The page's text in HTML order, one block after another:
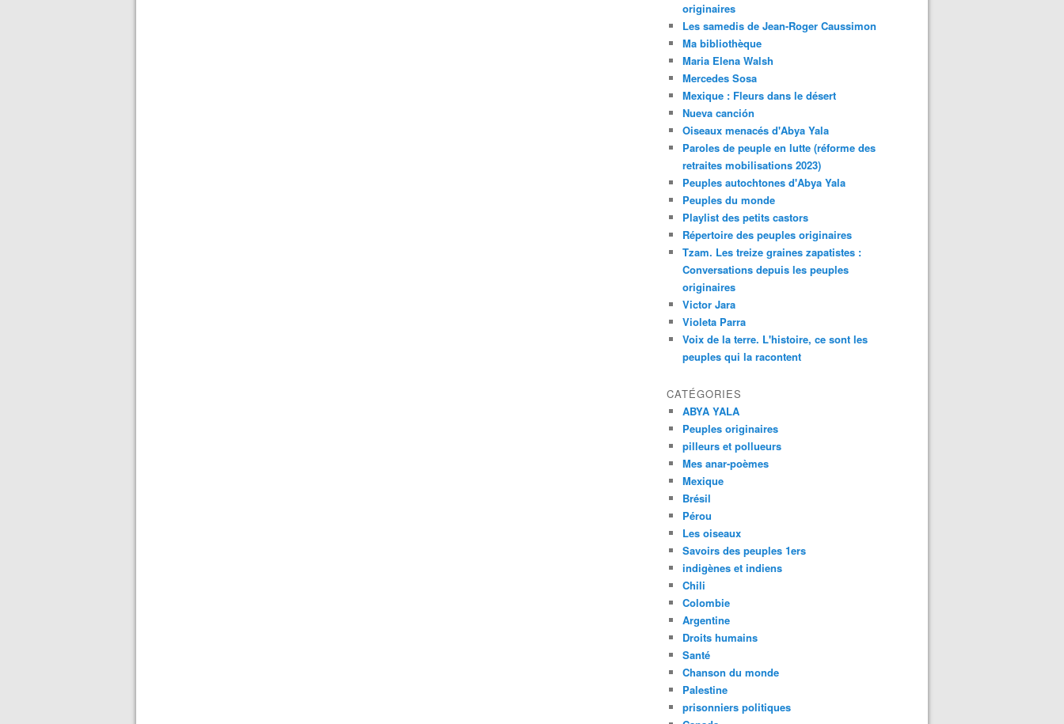
originaires
Les samedis de Jean-Roger Caussimon
Ma bibliothèque
Maria Elena Walsh
Mercedes Sosa
Mexique : Fleurs dans le désert
Nueva canción
Oiseaux menacés d'Abya Yala
Paroles de peuple en lutte (réforme des
retraites mobilisations 2023)
Peuples autochtones d'Abya Yala
Peuples du monde
Playlist des petits castors
Répertoire des peuples originaires
Tzam. Les treize graines zapatistes :
Conversations depuis les peuples
originaires
Victor Jara
Violeta Parra
Voix de la terre. L'histoire, ce sont les
peuples qui la racontent
CATÉGORIES
ABYA YALA
Peuples originaires
pilleurs et pollueurs
Mes anar-poèmes
Mexique
Brésil
Pérou
Les oiseaux
Savoirs des peuples 1ers
indigènes et indiens
Chili
Colombie
Argentine
Droits humains
Santé
Chanson du monde
Palestine
prisonniers politiques